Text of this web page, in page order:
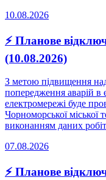
10.08.2026
⚡ Планове
(10.08.2026)
З метою підвищення
попередження аварій
електромережі буде
Чорноморської міської
виконанням даних
07.08.2026
⚡ Планове